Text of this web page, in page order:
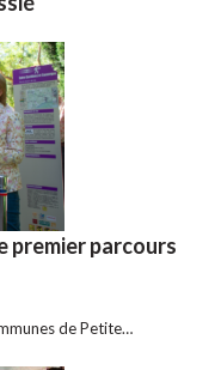
premier parcours
de Petite…